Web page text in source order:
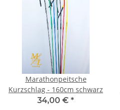
Marathonpeitsche
Kurzschlag - 160cm schwarz
34,00 € *